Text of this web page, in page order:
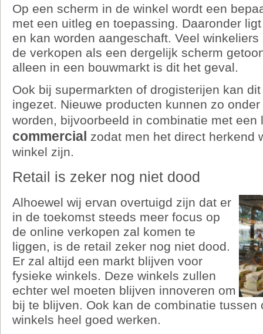
Op een scherm in de winkel wordt een
met een uitleg en toepassing. Daaronder
en kan worden aangeschaft. Veel
de verkopen als een dergelijk scherm
alleen in een bouwmarkt is dit het geval.
Ook bij supermarkten of drogisterijen kan
ingezet. Nieuwe producten kunnen zo
worden, bijvoorbeeld in combinatie met
commercial zodat men het direct herkend
winkel zijn.
Retail is zeker nog niet dood
Alhoewel wij ervan overtuigd zijn dat er
in de toekomst steeds meer focus op
de online verkopen zal komen te
liggen, is de retail zeker nog niet dood.
Er zal altijd een markt blijven voor
fysieke winkels. Deze winkels zullen
echter wel moeten blijven innoveren om
bij te blijven. Ook kan de combinatie tussen
winkels heel goed werken.